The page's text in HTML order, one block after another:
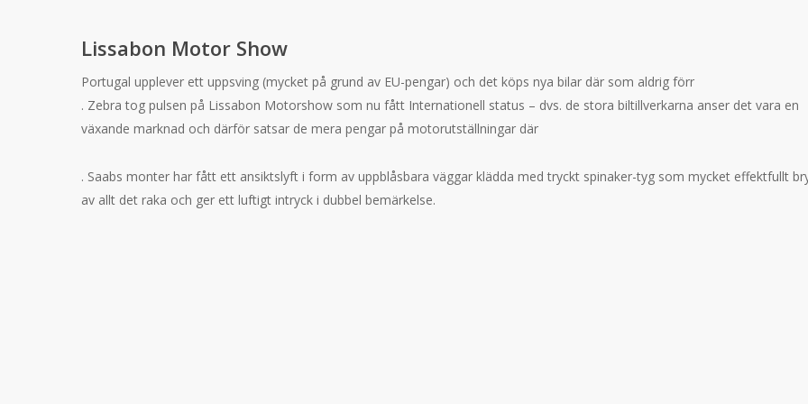
Lissabon Motor Show
Portugal upplever ett uppsving (mycket på grund av EU-pengar) och det köps nya bilar där som aldrig förr
. Zebra tog pulsen på Lissabon Motorshow som nu fått Internationell status – dvs. de stora biltillverkarna anser det vara en
växande marknad och därför satsar de mera pengar på motorutställningar där
. Saabs monter har fått ett ansiktslyft i form av uppblåsbara väggar klädda med tryckt spinaker-tyg som mycket effektfullt
av allt det raka och ger ett luftigt intryck i dubbel bemärkelse.